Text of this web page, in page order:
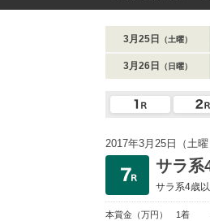
3月25日 （土曜）
3月26日 （日曜）
2017年3月25日（土
サラ系
サラ系4歳
本賞金 （万円） 1着